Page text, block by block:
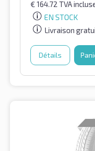
€ 164.72 TVA
EN STOCK
Livraison
Détails